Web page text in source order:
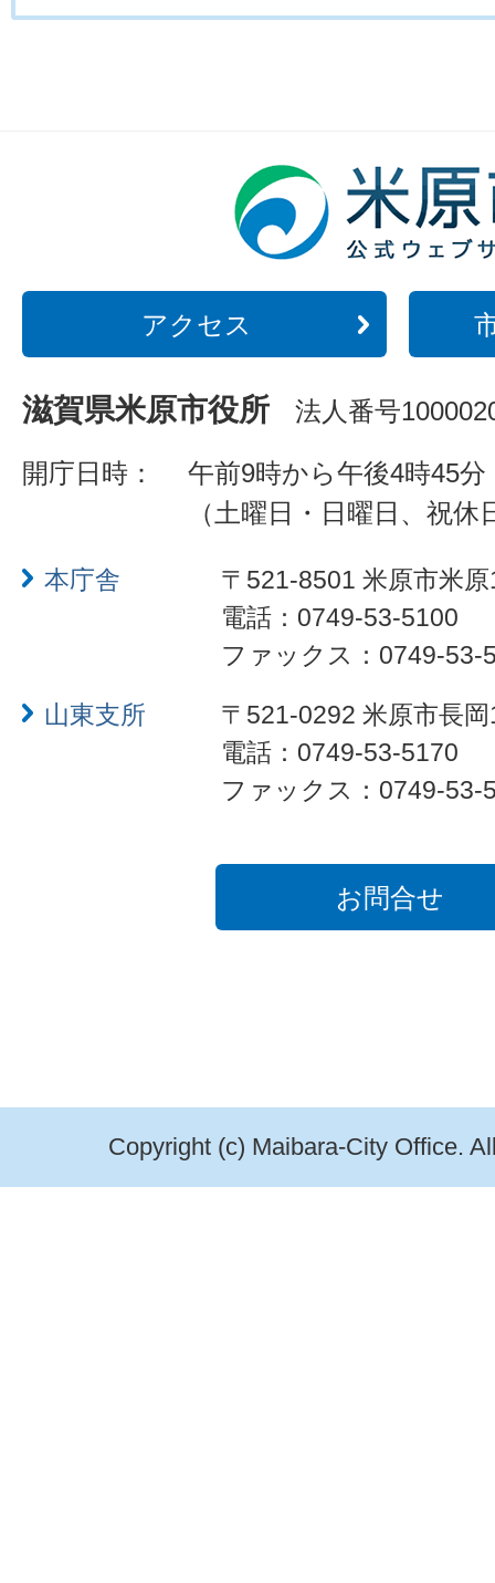
アクセス
滋賀県米原市役所 法人番号
開庁日時：
午前9時から午後4時45分
（土曜日・日曜日、祝
本庁舎
〒521-8501 米原市米
電話：0749-53-5100
ファックス：0749-53-
山東支所
〒521-0292 米原市長
電話：0749-53-5170
ファックス：0749-53-
お問合せ
Copyright (c) Maibara-City Office.